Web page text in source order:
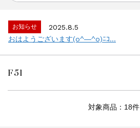
お知らせ
2025.8.5
おはようございます(o^―^o)ﾆｺ...
F51
対象商品：18件